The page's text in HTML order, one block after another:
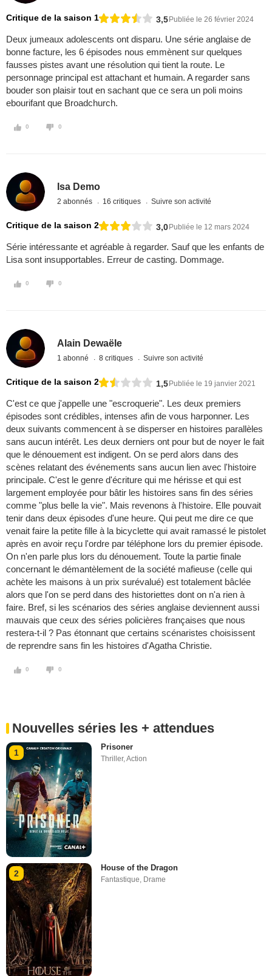
Critique de la saison 1 3,5 Publiée le 26 février 2024
Deux jumeaux adolescents ont disparu. Une série anglaise de
bonne facture, les 6 épisodes nous emmènent sur quelques
fausses pistes avant une résolution qui tient la route. Le
personnage principal est attachant et humain. A regarder sans
bouder son plaisir tout en sachant que ce sera un poli moins
ebourifant que Broadchurch.
0 0
Isa Demo
2 abonnés 16 critiques Suivre son activité
Critique de la saison 2 3,0 Publiée le 12 mars 2024
Série intéressante et agréable à regarder. Sauf que les enfants de
Lisa sont insupportables. Erreur de casting. Dommage.
0 0
Alain Dewaële
1 abonné 8 critiques Suivre son activité
Critique de la saison 2 1,5 Publiée le 19 janvier 2021
C'est ce que j'appelle une "escroquerie". Les deux premiers
épisodes sont crédibles, intenses afin de vous harponner. Les
deux suivants commencent à se disperser en histoires parallèles
sans aucun intérêt. Les deux derniers ont pour but de noyer le fait
que le dénouement est indigent. On se perd alors dans des
scènes relatant des événements sans aucun lien avec l'histoire
principale. C'est le genre d'écriture qui me hérisse et qui est
largement employée pour bâtir les histoires sans fin des séries
comme "plus belle la vie". Mais revenons à l'histoire. Elle pouvait
tenir dans deux épisodes d'une heure. Qui peut me dire ce que
venait faire la petite fille à la bicyclette qui avait ramassé le pistolet
après en avoir reçu l'ordre par téléphone lors du premier épisode.
On n'en parle plus lors du dénouement. Toute la partie finale
concernant le démantèlement de la société mafieuse (celle qui
achète les maisons à un prix surévalué) est totalement bâclée
alors que l'on se perd dans des historiettes dont on n'a rien à
faire. Bref, si les scénarios des séries anglaise deviennent aussi
mauvais que ceux des séries policières françaises que nous
restera-t-il ? Pas étonnant que certains scénaristes choisissent
de reprendre sans fin les histoires d'Agatha Christie.
0 0
Nouvelles séries les + attendues
1
Prisoner
Thriller,Action
2
House of the Dragon
Fantastique Drame